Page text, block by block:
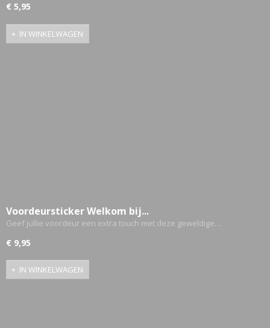
€ 5,95
IN WINKELWAGEN
Voordeursticker Welkom bij...
Geef jullie voordeur een extra touch met deze geweldige…
€ 9,95
IN WINKELWAGEN